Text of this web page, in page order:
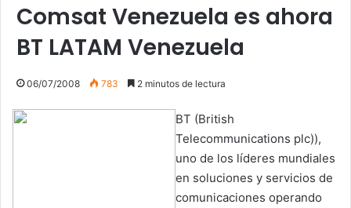
Comsat Venezuela es ahora
BT LATAM Venezuela
06/07/2008 783 2 minutos de lectura
BT (British
Telecommunications plc)),
uno de los líderes mundiales
en soluciones y servicios de
comunicaciones operando